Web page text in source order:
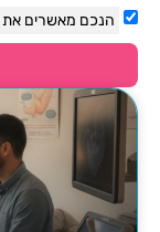
הנכם מאשרים את